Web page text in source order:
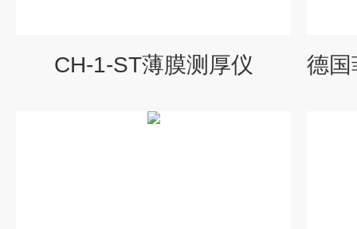
CH-1-ST薄膜测厚仪